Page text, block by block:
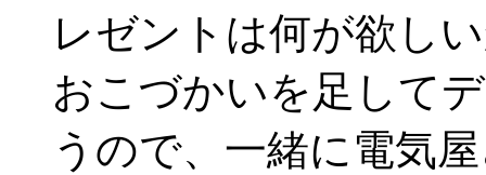
レゼントは何が欲し
おこづかいを足して
うので、一緒に電気